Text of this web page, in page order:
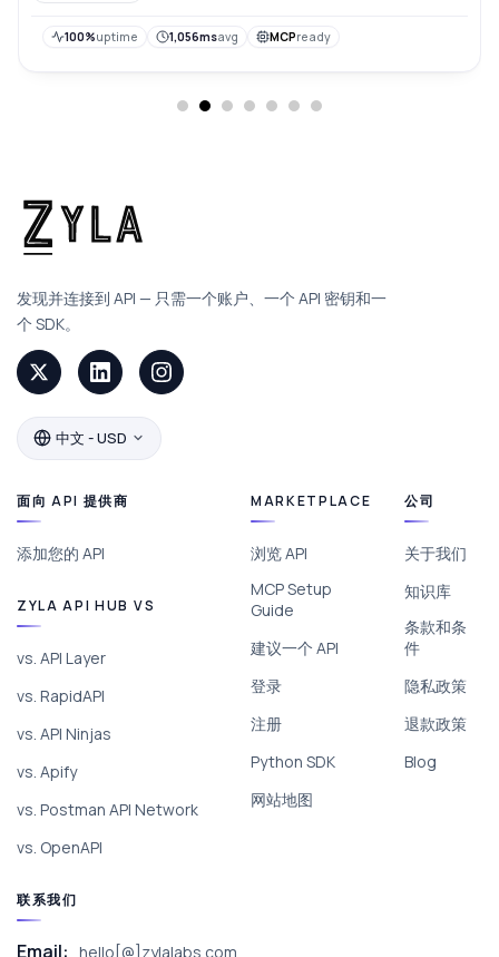
100%uptime 1,056msavg MCPready
发现并连接到 API — 只需一个账户、一个 API 密钥和一
个 SDK。
中文 - USD
面向 API 提供商
添加您的 API
ZYLA API HUB VS
vs. API Layer
vs. RapidAPI
vs. API Ninjas
vs. Apify
vs. Postman API Network
vs. OpenAPI
MARKETPLACE
浏览 API
MCP Setup
Guide
建议一个 API
登录
注册
Python SDK
网站地图
公司
关于我们
知识库
条款和条
件
隐私政策
退款政策
Blog
联系我们
Email: hello[@]zylalabs.com